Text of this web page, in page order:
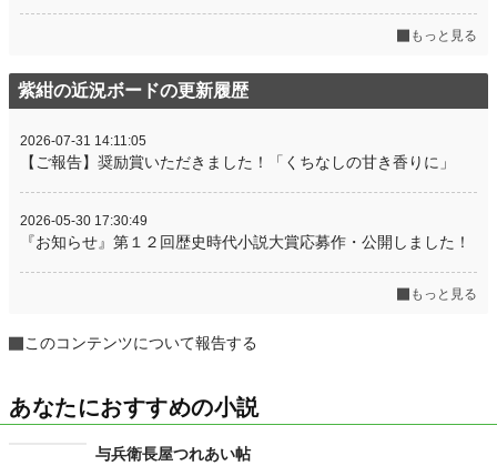
もっと見る
紫紺の近況ボードの更新履歴
2026-07-31 14:11:05
【ご報告】奨励賞いただきました！「くちなしの甘き香りに」
2026-05-30 17:30:49
『お知らせ』第１２回歴史時代小説大賞応募作・公開しました！
もっと見る
このコンテンツについて報告する
あなたにおすすめの小説
与兵衛長屋つれあい帖